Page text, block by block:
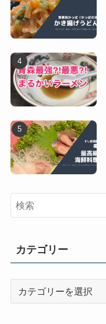
カテゴリー